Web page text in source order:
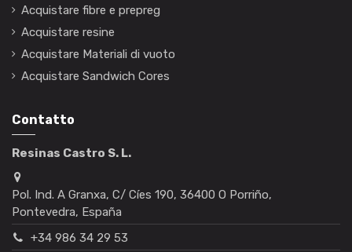
Acquistare fibre e prepreg
Acquistare resine
Acquistare Materiali di vuoto
Acquistare Sandwich Cores
Contatto
Resinas Castro S. L.
Pol. Ind. A Granxa, C/ Cíes 190, 36400 O Porriño,
Pontevedra, España
+34 986 34 29 53